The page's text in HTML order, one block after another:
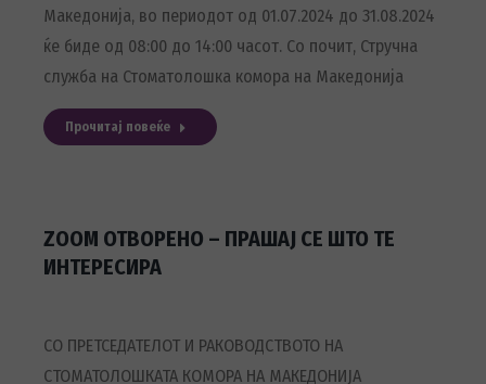
Македонија, во периодот од 01.07.2024 до 31.08.2024
ќе биде од 08:00 до 14:00 часот. Со почит, Стручна
служба на Стоматолошка комора на Македонија
Прочитај повеќе
ZOOM ОТВОРЕНО – ПРАШАЈ СЕ ШТО ТЕ
ИНТЕРЕСИРА
СО ПРЕТСЕДАТЕЛОТ И РАКОВОДСТВОТО НА
СТОМАТОЛОШКАТА КОМОРА НА МАКЕДОНИЈА